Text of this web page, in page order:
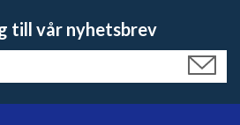
till vår nyhetsbrev